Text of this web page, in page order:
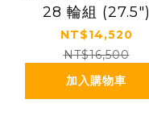
28 輪組 (27.5")
NT$14,520
NT$16,500
加入購物車